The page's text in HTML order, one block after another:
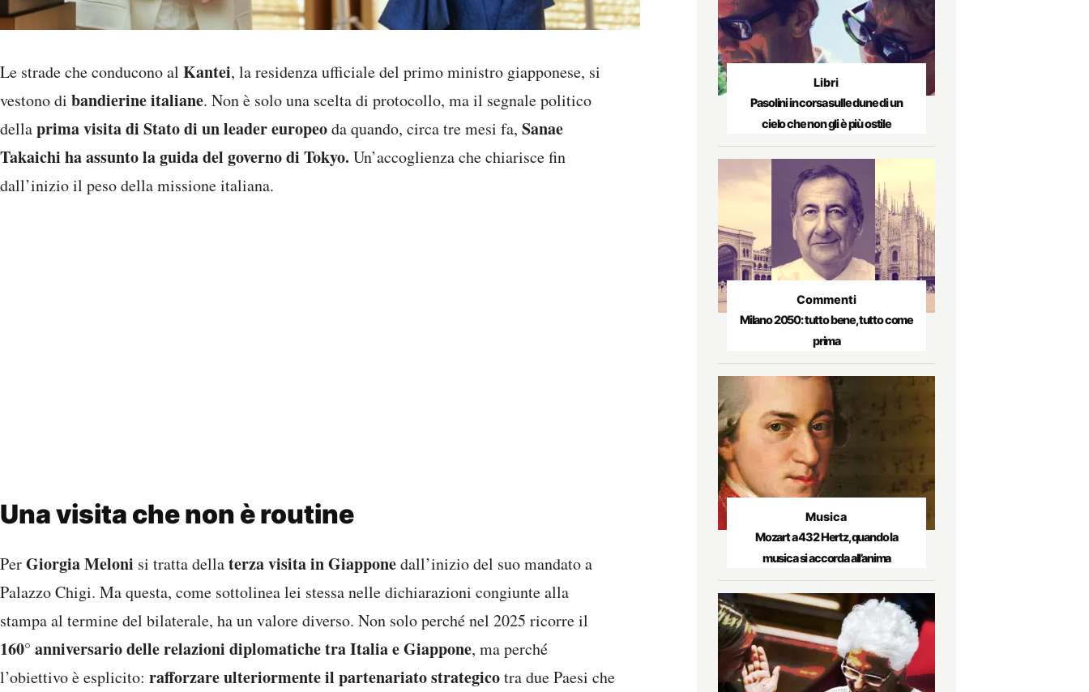
Le strade che conducono al Kantei, la residenza ufficiale del primo ministro giapponese, si
vestono di bandierine italiane. Non è solo una scelta di protocollo, ma il segnale politico
dellaprima visita di Stato di un leader europeoda quando, circa tre mesi fa, Sanae
Takaichi ha assunto la guida del governo di Tokyo. Un’accoglienza che chiarisce fin
dall’inizio il peso della missione italiana.
Una visita che non è routine
PerGiorgia Meloni si tratta dellaterza visita in Giapponedall’inizio del suo mandato a
Palazzo Chigi. Ma questa, come sottolinea lei stessa nelle dichiarazioni congiunte alla
stampa al termine del bilaterale, ha un valore diverso. Non solo perché nel 2025 ricorre il
160° anniversario delle relazioni diplomatiche tra Italia e Giappone, ma perché
l’obiettivo è esplicito: rafforzare ulteriormente il partenariato strategicotra due Paesi che
Libri
Pasolini in corsa sulle dune di un
cielo che non gli è più ostile
Commenti
Milano 2050: tutto bene, tutto come
prima
Musica
Mozart a 432 Hertz, quando la
musica si accorda all’anima